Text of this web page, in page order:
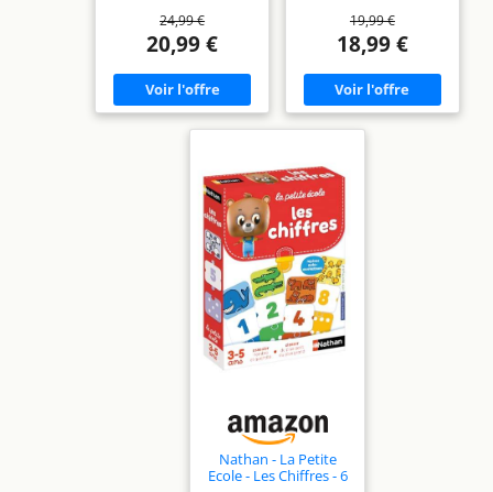
24,99 €
20,99 €
19,99 €
18,99 €
Nathan - La Petite
Ecole - Les Chiffres - 6